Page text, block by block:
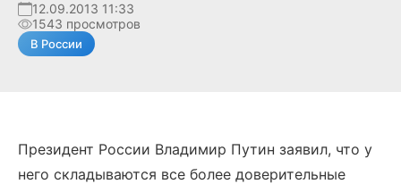
12.09.2013 11:33
1543 просмотров
В России
Президент России Владимир Путин заявил, что у
него складываются все более доверительные